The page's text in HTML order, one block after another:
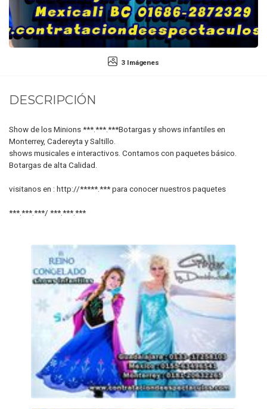
3 Imágenes
DESCRIPCIÓN
Show de los Minions ***.***.***Botargas y shows infantiles en
Monterrey, Cadereyta y Saltillo.
shows musicales e interactivos. Contamos con paquetes básico.
Botargas de alta Calidad.
visitanos en : http://*****.*** para conocer nuestros paquetes
***.***.***/ ***.***.***